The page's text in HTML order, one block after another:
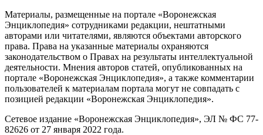
Материалы, размещенные на портале «Воронежская
Энциклопедия» сотрудниками редакции, нештатными
авторами или читателями, являются объектами авторского
права. Права на указанные материалы охраняются
законодательством о Правах на результаты интеллектуальной
деятельности. Мнения авторов статей, опубликованных на
портале «Воронежская Энциклопедия», а также комментарии
пользователей к материалам портала могут не совпадать с
позицией редакции «Воронежская Энциклопедия».
Сетевое издание «Воронежская Энциклопедия», ЭЛ № ФС 77-
82626 от 27 января 2022 года.